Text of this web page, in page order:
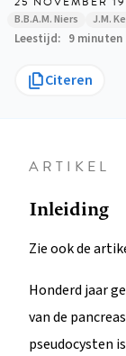
B.B.A.M. Niers J.M.
Leestijd 9 minuten
Citeren
ARTIKEL
Inleiding
Zie ook de
Honderd jaar
van de
pseudocysten